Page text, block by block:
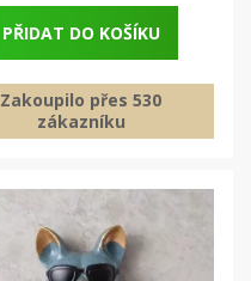
PŘIDAT DO KOŠÍKU
Zakoupilo přes 530
zákazníku